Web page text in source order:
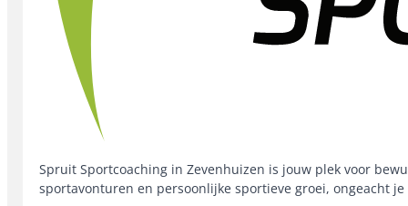
Spruit Sportcoaching in Zevenhuizen is jouw plek voor
sportavonturen en persoonlijke sportieve groei, ongeacht je